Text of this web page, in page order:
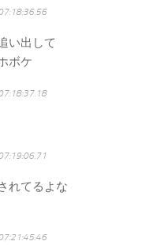
い出して
ボケ
れてるよな